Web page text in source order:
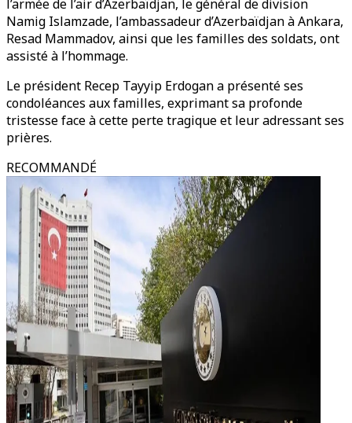
l’armée de l’air d’Azerbaïdjan, le général de division
Namig Islamzade, l’ambassadeur d’Azerbaïdjan à Ankara,
Resad Mammadov, ainsi que les familles des soldats, ont
assisté à l’hommage.
Le président Recep Tayyip Erdogan a présenté ses
condoléances aux familles, exprimant sa profonde
tristesse face à cette perte tragique et leur adressant ses
prières.
RECOMMANDÉ